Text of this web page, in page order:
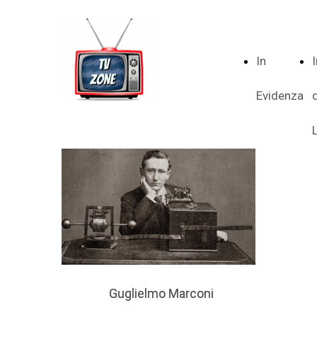
In
Evidenza
Guglielmo Marconi
Guglielmo Marconi